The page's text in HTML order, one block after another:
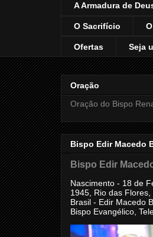
A Armadura de
O Sacrifício
Ofertas Seja
Oração
Oração do Bispo
Bispo Edir Macedo
Bispo Edir
Nascimento - 18 de
1945, Rio das Flores,
Brasil - Edir Macedo
Bispo Evangélico,